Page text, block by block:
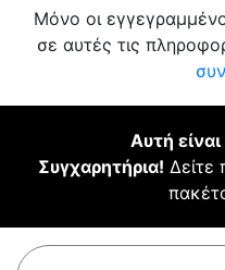
Μόνο οι
σε αυτές τις
Αυτή
Συγχαρητήρια! Δείτε